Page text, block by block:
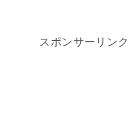
スポンサーリンク